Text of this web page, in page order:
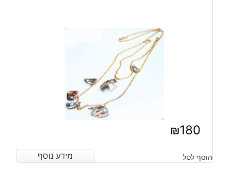
₪180
מידע נוסף הוסף לסל מידע נוסף